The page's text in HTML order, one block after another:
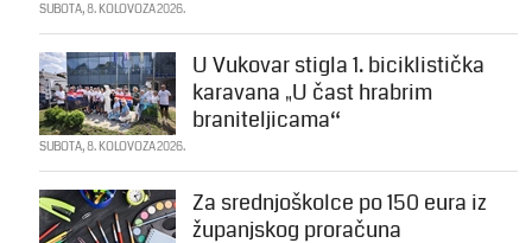
SUBOTA, 8. KOLOVOZA 2026.
U Vukovar stigla 1. biciklistička
karavana „U čast hrabrim
braniteljicama“
SUBOTA, 8. KOLOVOZA 2026.
Za srednjoškolce po 150 eura iz
županjskog proračuna